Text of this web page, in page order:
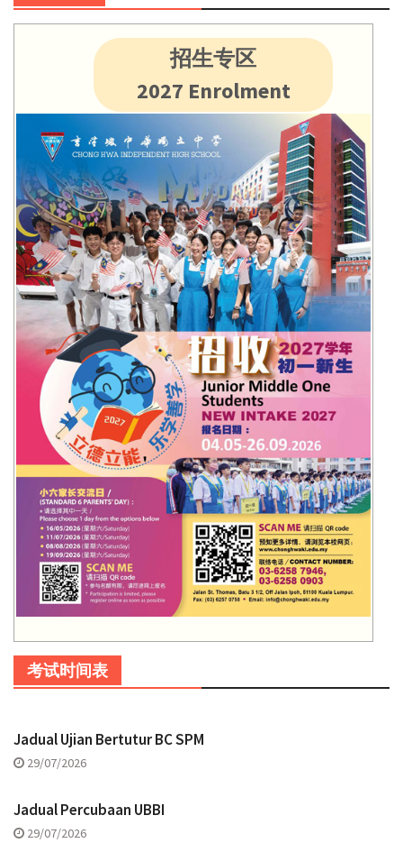
招生专区
2027 Enrolment
考试时间表
Jadual Ujian Bertutur BC SPM
29/07/2026
Jadual Percubaan UBBI
29/07/2026